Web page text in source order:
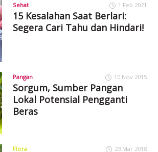
Sehat 1 Feb 2021
15 Kesalahan Saat Berlari:
Segera Cari Tahu dan Hindari!
Pangan 10 Nov 2015
Sorgum, Sumber Pangan
Lokal Potensial Pengganti
Beras
Flora 23 Mar 2018